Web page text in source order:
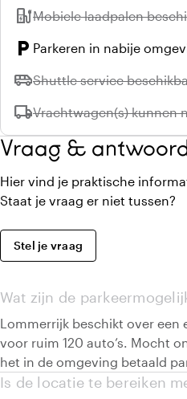
ev_stationNiet beschikbaar:
Mobiele laadpalen
local_parking Parkeren in nabije
airport_shuttleNiet beschikbaar:
Shuttle service
local_shippingNiet beschikbaar:
Vrachtwagen(s) kunnen
Vraag &
Hier vind je praktische
Staat je vraag er niet tussen?
Stel je vraag
Wat zijn de
Lommerrijk beschikt over een
voor ruim 120 auto’s. Mocht
het in de omgeving betaald
Is de locatie te bereiken